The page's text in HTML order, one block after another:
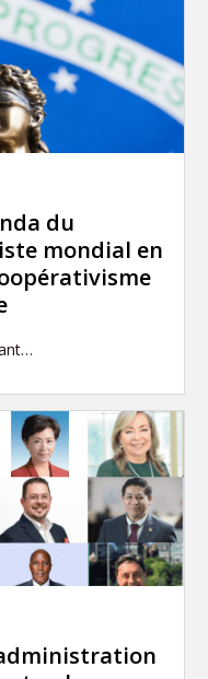
du
mondial en